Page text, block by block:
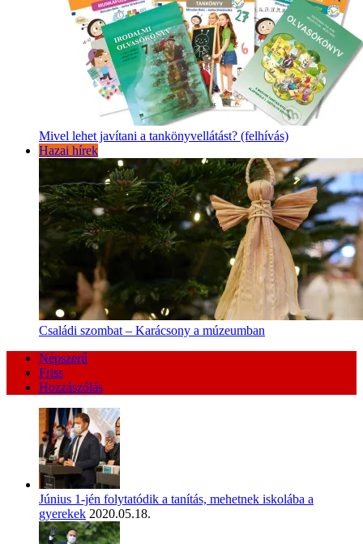
Mivel lehet javítani a tankönyvellátást? (felhívás)
Hazai hírek
Családi szombat – Karácsony a múzeumban
Népszerű
Friss
Hozzászólás
Június 1-jén folytatódik a tanítás, mehetnek iskolába a
gyerekek 2020.05.18.